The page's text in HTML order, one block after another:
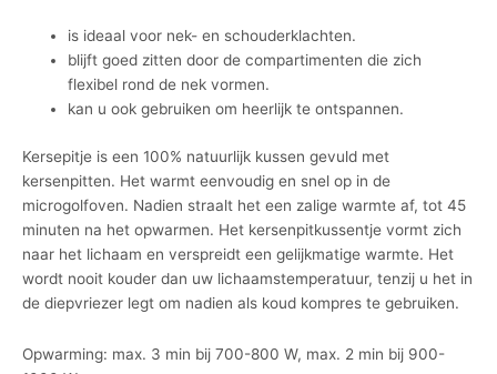
is ideaal voor nek- en schouderklachten.
blijft goed zitten door de compartimenten die zich
flexibel rond de nek vormen.
kan u ook gebruiken om heerlijk te ontspannen.
Kersepitje is een 100% natuurlijk kussen gevuld met
kersenpitten. Het warmt eenvoudig en snel op in de
microgolfoven. Nadien straalt het een zalige warmte af, tot 45
minuten na het opwarmen. Het kersenpitkussentje vormt zich
naar het lichaam en verspreidt een gelijkmatige warmte. Het
wordt nooit kouder dan uw lichaamstemperatuur, tenzij u het in
de diepvriezer legt om nadien als koud kompres te gebruiken.
Opwarming: max. 3 min bij 700-800 W, max. 2 min bij 900-